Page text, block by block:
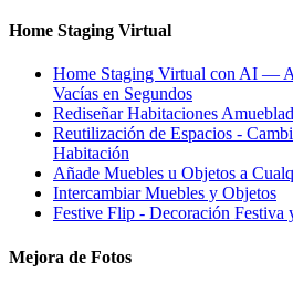
Home Staging Virtual
Home Staging Virtual con AI —
Vacías en Segundos
Rediseñar Habitaciones
Reutilización de Espacios -
Habitación
Añade Muebles u Objetos a
Intercambiar Muebles y Objetos
Festive Flip - Decoración Festiva
Mejora de Fotos